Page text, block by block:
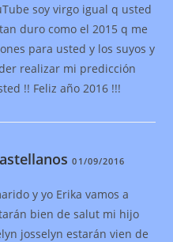
soy virgo igual q usted
duro como el 2015 q me
para usted y los suyos y
realizar mi predicción
!! Feliz año 2016 !!!
01/09/2016
y yo Erika vamos a
bien de salut mi hijo
josselyn estarán vien de